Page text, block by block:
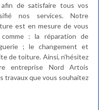
de satisfaire tous vos
nos services. Notre
est en mesure de vous
: la réparation de
; le changement et
de toiture. Ainsi, n’hésitez
entreprise Nord Artois
travaux que vous souhaitez